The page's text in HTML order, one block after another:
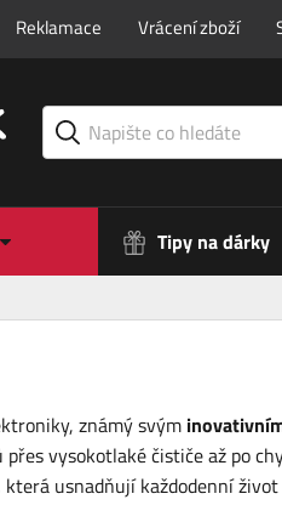
Reklamace Vrácení zboží
Tipy na dárky
známý svým
vysokotlaké čističe až po
usnadňují každodenní